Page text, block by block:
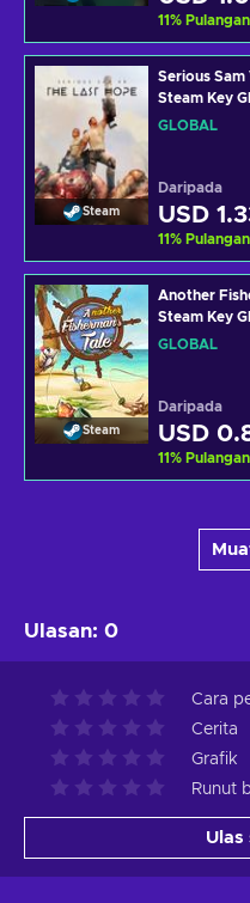
11%
Steam
Serious Sam
Steam Key
GLOBAL
Daripada
USD
11%
Steam
Another
Steam Key
GLOBAL
Daripada
USD
11%
Ulasan: 0
Cara
Cerita
Grafik
Runut
Ulas